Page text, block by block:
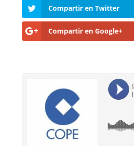
Compartir en Twitter
Compartir en Google+